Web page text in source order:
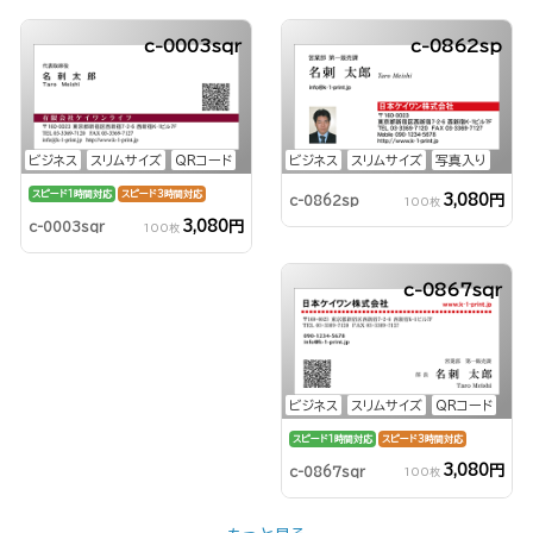
ビジネス スリムサイズ QRコード
c-0003sqr
スピード1時間対応 スピード3時間対応
c-0003sqr 100枚 3,080円
ビジネス スリムサイズ 写真入り
c-0862sp
c-0862sp 100枚 3,080円
ビジネス スリムサイズ QRコード
c-0867sqr
スピード1時間対応 スピード3時間対応
c-0867sqr 100枚 3,080円